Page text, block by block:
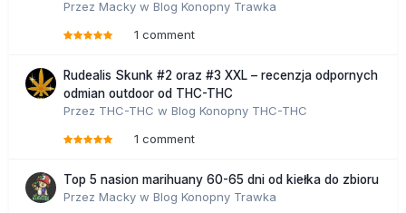
Przez Macky w Blog Konopny Trawka
1 comment
Rudealis Skunk #2 oraz #3 XXL – recenzja odpornych
odmian outdoor od THC-THC
Przez THC-THC w Blog Konopny THC-THC
1 comment
Top 5 nasion marihuany 60-65 dni od kiełka do zbioru
Przez Macky w Blog Konopny Trawka